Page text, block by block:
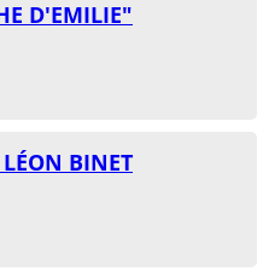
D'EMILIE"
LÉON BINET